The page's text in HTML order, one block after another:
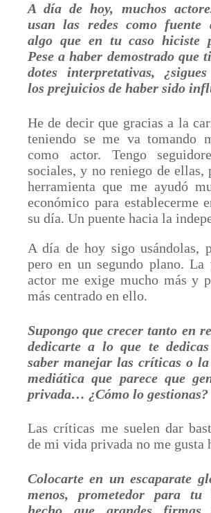
A día de hoy, muchos
usan las redes como fuente
algo que en tu caso hiciste
Pese a haber demostrado que
dotes interpretativas,
los prejuicios de haber sido
He de decir que gracias a la
teniendo se me va tomando
como actor. Tengo
sociales, y no reniego de ellas,
herramienta que me ayudó
económico para establecerme
su día. Un puente hacia la
A día de hoy sigo usándolas,
pero en un segundo plano. La
actor me exige mucho más y
más centrado en ello.
Supongo que crecer tanto en
dedicarte a lo que te
saber manejar las críticas o la
mediática que parece que
privada… ¿Cómo lo gestionas?
Las críticas me suelen dar
de mi vida privada no me gusta
Colocarte en un escaparate
menos, prometedor para tu